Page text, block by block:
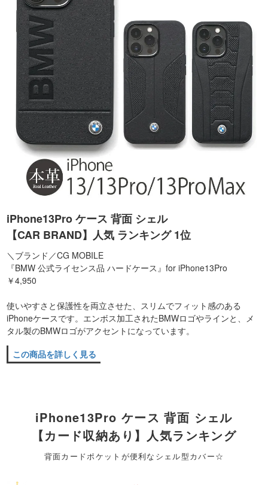
iPhone13Pro ケース 背面 シェル
【CAR BRAND】人気 ランキング 1位
＼ブランド／CG MOBILE
『BMW 公式ライセンス品 ハードケース』for iPhone13Pro
￥4,950
使いやすさと保護性を両立させた、スリムでフィット感のある
iPhoneケースです。エンボス加工されたBMWロゴやラインと、メ
タル製のBMWロゴがアクセントになっています。
この商品を詳しく見る
iPhone13Pro ケース 背面 シェル
【カード収納あり】人気ランキング
背面カードポケットが便利なシェル型カバー☆